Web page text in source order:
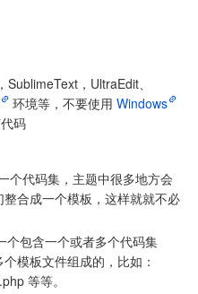
，UltraEdit、
环境等，不要使用 Windows
码
个代码集，主题中很多地方会
合成一个模板，这样就就不必
个包含一个或者多个代码集
模板文件组成的，比如：
等等。